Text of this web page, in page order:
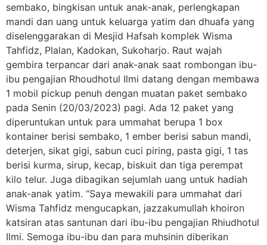
sembako, bingkisan untuk anak-anak, perlengkapan
mandi dan uang untuk keluarga yatim dan dhuafa yang
diselenggarakan di Mesjid Hafsah komplek Wisma
Tahfidz, Plalan, Kadokan, Sukoharjo. Raut wajah
gembira terpancar dari anak-anak saat rombongan ibu-
ibu pengajian Rhoudhotul Ilmi datang dengan membawa
1 mobil pickup penuh dengan muatan paket sembako
pada Senin (20/03/2023) pagi. Ada 12 paket yang
diperuntukan untuk para ummahat berupa 1 box
kontainer berisi sembako, 1 ember berisi sabun mandi,
deterjen, sikat gigi, sabun cuci piring, pasta gigi, 1 tas
berisi kurma, sirup, kecap, biskuit dan tiga perempat
kilo telur. Juga dibagikan sejumlah uang untuk hadiah
anak-anak yatim. “Saya mewakili para ummahat dari
Wisma Tahfidz mengucapkan, jazzakumullah khoiron
katsiran atas santunan dari ibu-ibu pengajian Rhiudhotul
Ilmi. Semoga ibu-ibu dan para muhsinin diberikan